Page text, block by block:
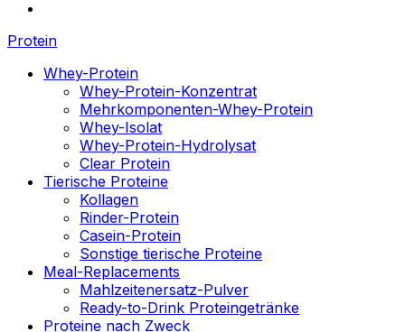
Protein
Whey-Protein
Whey-Protein-Konzentrat
Mehrkomponenten-Whey-Protein
Whey-Isolat
Whey-Protein-Hydrolysat
Clear Protein
Tierische Proteine
Kollagen
Rinder-Protein
Casein-Protein
Sonstige tierische Proteine
Meal-Replacements
Mahlzeitenersatz-Pulver
Ready-to-Drink Proteingetränke
Proteine nach Zweck